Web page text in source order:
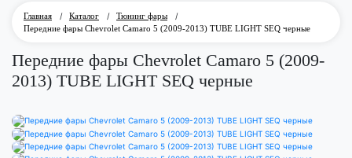
Главная / Каталог / Тюнинг фары
/
Передние фары Chevrolet Camaro 5 (2009-2013) TUBE LIGHT SEQ черные
Передние фары Chevrolet Camaro 5 (2009-
2013) TUBE LIGHT SEQ черные